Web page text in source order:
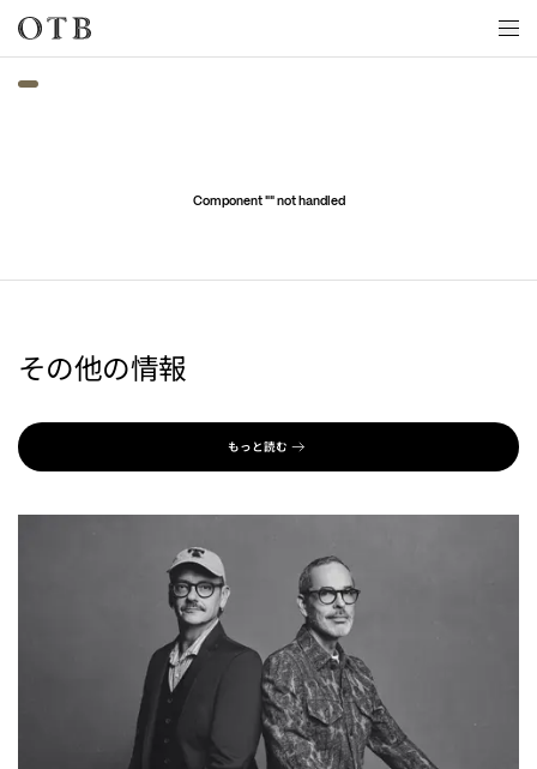
Skip to main content
Component "" not handled
その他の情報
もっと読む